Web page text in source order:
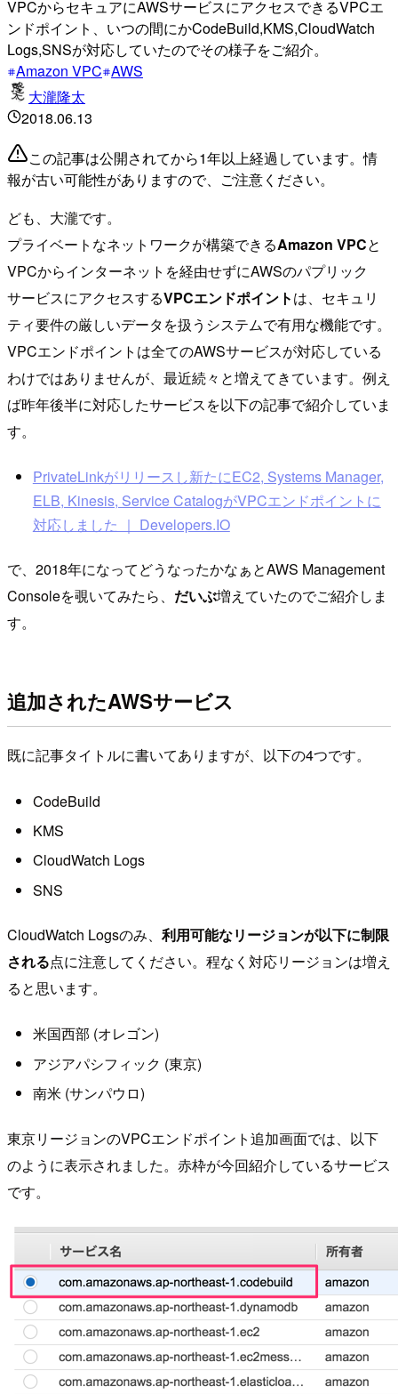
VPCからセキュアにAWSサービスにアクセスできるVPCエ
ンドポイント、いつの間にかCodeBuild,KMS,CloudWatch
Logs,SNSが対応していたのでその様子をご紹介。
Amazon VPC AWS
大瀧隆太
2018.06.13
この記事は公開されてから1年以上経過しています。情
報が古い可能性がありますので、ご注意ください。
ども、大瀧です。
プライベートなネットワークが構築できるAmazon VPCと
VPCからインターネットを経由せずにAWSのパプリック
サービスにアクセスするVPCエンドポイントは、セキュリ
ティ要件の厳しいデータを扱うシステムで有用な機能です。
VPCエンドポイントは全てのAWSサービスが対応している
わけではありませんが、最近続々と増えてきています。例え
ば昨年後半に対応したサービスを以下の記事で紹介していま
す。
PrivateLinkがリリースし新たにEC2, Systems Manager,
ELB, Kinesis, Service CatalogがVPCエンドポイントに
対応しました ｜ Developers.IO
で、2018年になってどうなったかなぁとAWS Management
Consoleを覗いてみたら、 だいぶ増えていたのでご紹介しま
す。
追加されたAWSサービス
既に記事タイトルに書いてありますが、以下の4つです。
CodeBuild
KMS
CloudWatch Logs
SNS
CloudWatch Logsのみ、 利用可能なリージョンが以下に制限
される点に注意してください。程なく対応リージョンは増え
ると思います。
米国西部 (オレゴン)
アジアパシフィック (東京)
南米 (サンパウロ)
東京リージョンのVPCエンドポイント追加画面では、以下
のように表示されました。赤枠が今回紹介しているサービス
です。